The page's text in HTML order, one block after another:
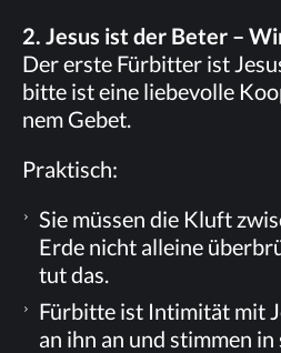
2. Je­sus ist der Be­ter –
Der ers­te Für­bit­ter ist
bit­te ist eine lie­be­vol­le
nem Gebet.
Prak­tisch:
Sie müs­sen die Kluft
Erde nicht al­lei­ne
tut das.
Für­bit­te ist In­ti­mi­tät mit
an ihn an und stim­men in